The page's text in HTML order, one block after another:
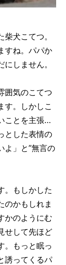
犬こてつ。
すね。パパか
しません。
囲気のこてつ
す。しかしこ
ことを主張…
とした表情の
よ」と”無言の
。もしかした
のかもしれま
かのようにむ
せして先ほど
。もっと眠っ
誘ってくるパ